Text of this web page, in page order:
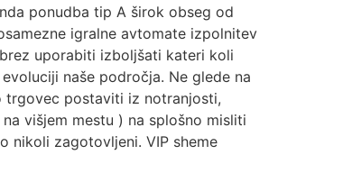
ponudba tip A širok obseg od
igralne avtomate izpolnitev
uporabiti izboljšati kateri koli
naše področja. Ne glede na
trgovec postaviti iz notranjosti,
višjem mestu ) na splošno misliti
nikoli zagotovljeni. VIP sheme